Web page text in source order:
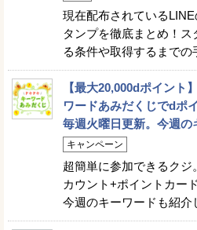
現在配布されている
タンプを徹底まとめ！ス
る条件や取得するまで
【最大20,000dポイント
ワードあみだくじでdポ
毎週火曜日更新。今週の
キャンペーン
超簡単に参加できるク
カウント+ポイントカー
今週のキーワードも紹介